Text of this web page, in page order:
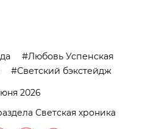
Любовь Успенская
Светский бэкстейдж
2026
Светская хроника